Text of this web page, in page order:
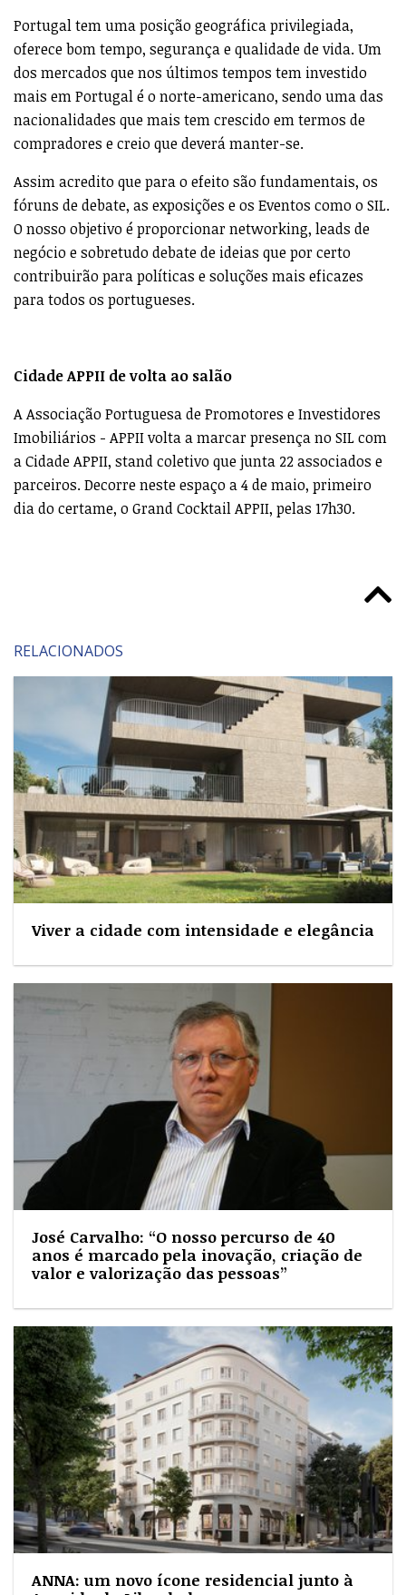
Portugal tem uma posição geográfica privilegiada,
oferece bom tempo, segurança e qualidade de vida. Um
dos mercados que nos últimos tempos tem investido
mais em Portugal é o norte-americano, sendo uma das
nacionalidades que mais tem crescido em termos de
compradores e creio que deverá manter-se.
Assim acredito que para o efeito são fundamentais, os
fóruns de debate, as exposições e os Eventos como o SIL.
O nosso objetivo é proporcionar networking, leads de
negócio e sobretudo debate de ideias que por certo
contribuirão para políticas e soluções mais eficazes
para todos os portugueses.
Cidade APPII de volta ao salão
A Associação Portuguesa de Promotores e Investidores
Imobiliários - APPII volta a marcar presença no SIL com
a Cidade APPII, stand coletivo que junta 22 associados e
parceiros. Decorre neste espaço a 4 de maio, primeiro
dia do certame, o Grand Cocktail APPII, pelas 17h30.
RELACIONADOS
Viver a cidade com intensidade e elegância
José Carvalho: “O nosso percurso de 40
anos é marcado pela inovação, criação de
valor e valorização das pessoas”
ANNA: um novo ícone residencial junto à